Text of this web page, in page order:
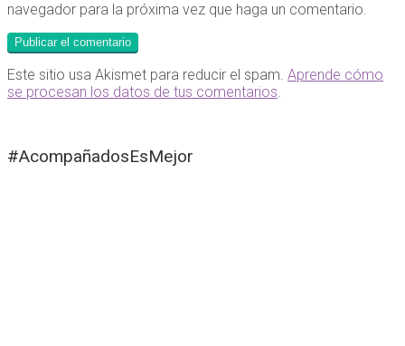
navegador para la próxima vez que haga un comentario.
Este sitio usa Akismet para reducir el spam. Aprende cómo
se procesan los datos de tus comentarios
#AcompañadosEsMejor